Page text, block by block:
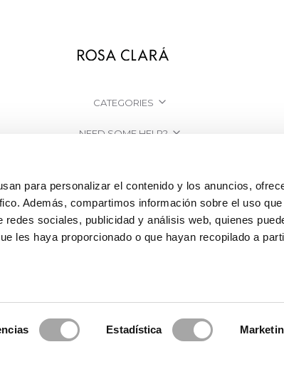
para personalizar el contenido y los anuncios,
Además, compartimos información sobre el uso
sociales, publicidad y análisis web, quienes
les haya proporcionado o que hayan recopilado a
Estadística
CATEGORIES
NEED SOME HELP?